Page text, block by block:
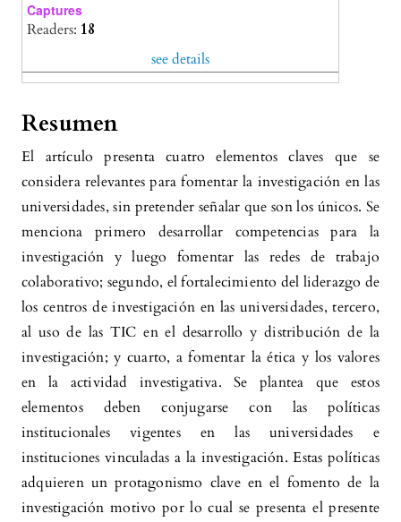
Captures
Readers: 18
see details
Resumen
El artículo presenta cuatro elementos claves que se
considera relevantes para fomentar la investigación en las
universidades, sin pretender señalar que son los únicos. Se
menciona primero desarrollar competencias para la
investigación y luego fomentar las redes de trabajo
colaborativo; segundo, el fortalecimiento del liderazgo de
los centros de investigación en las universidades, tercero,
al uso de las TIC en el desarrollo y distribución de la
investigación; y cuarto, a fomentar la ética y los valores
en la actividad investigativa. Se plantea que estos
elementos deben conjugarse con las políticas
institucionales vigentes en las universidades e
instituciones vinculadas a la investigación. Estas políticas
adquieren un protagonismo clave en el fomento de la
investigación motivo por lo cual se presenta el presente